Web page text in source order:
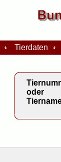
Tierdaten
oder